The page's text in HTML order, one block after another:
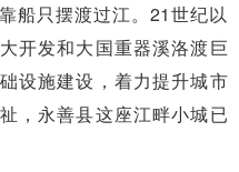
船只摆渡过江。21世纪以
开发和大国重器溪洛渡巨
设施建设，着力提升城市
，永善县这座江畔小城已